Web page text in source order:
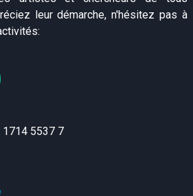
leur démarche, n'hésitez pas à
1714 5537 7